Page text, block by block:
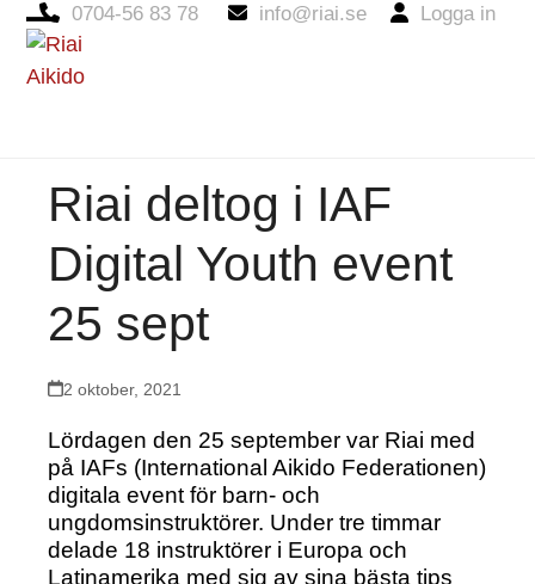
0704-56 83 78 info@riai.se Logga in
Open
mobile
Close
mobile
Riai deltog i IAF
Digital Youth event
25 sept
2 oktober, 2021
Lördagen den 25 september var Riai med
på IAFs (International Aikido Federationen)
digitala event för barn- och
ungdomsinstruktörer. Under tre timmar
delade 18 instruktörer i Europa och
Latinamerika med sig av sina bästa tips